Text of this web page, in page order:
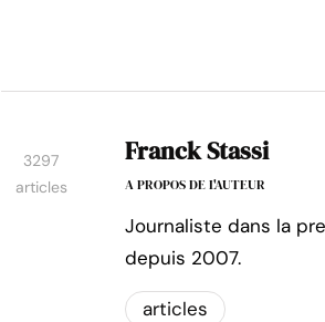
3297
articles
Franck Stassi
A PROPOS DE L'AUTEUR
Journaliste dans la
depuis 2007.
articles